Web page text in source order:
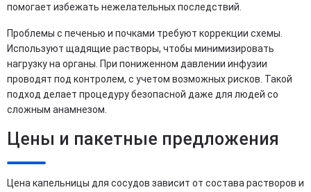
помогает избежать нежелательных последствий.
Проблемы с печенью и почками требуют коррекции схемы.
Используют щадящие растворы, чтобы минимизировать
нагрузку на органы. При пониженном давлении инфузии
проводят под контролем, с учетом возможных рисков. Такой
подход делает процедуру безопасной даже для людей со
сложным анамнезом.
Цены и пакетные предложения
Цена капельницы для сосудов зависит от состава растворов и